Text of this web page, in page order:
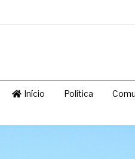
Início Política